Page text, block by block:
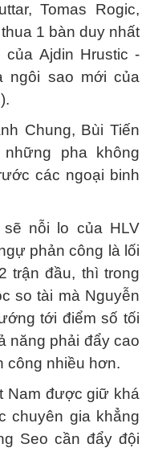
Tomas Rogic,
1 bàn duy nhất
Ajdin Hrustic -
ngôi sao mới của
Chung, Bùi Tiến
pha không
các ngoại binh
nỗi lo của HLV
phản công là lối
trận đầu, thì trong
so tài mà Nguyễn
tới điểm số tối
năng phải đẩy cao
công nhiều hơn.
Nam được giữ khá
chuyên gia khẳng
Seo cần đẩy đội